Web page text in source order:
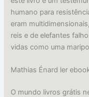
humano para
eram
reis e de elefantes
vidas como uma
Mathias Énard ler
O mundo livros grátis